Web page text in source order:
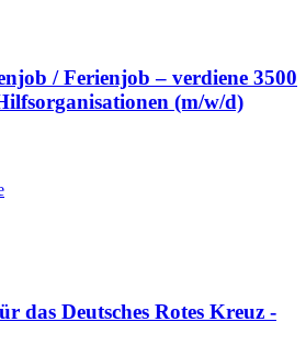
/ Ferienjob – verdiene 3500
(m/w/d)
das Deutsches Rotes Kreuz -